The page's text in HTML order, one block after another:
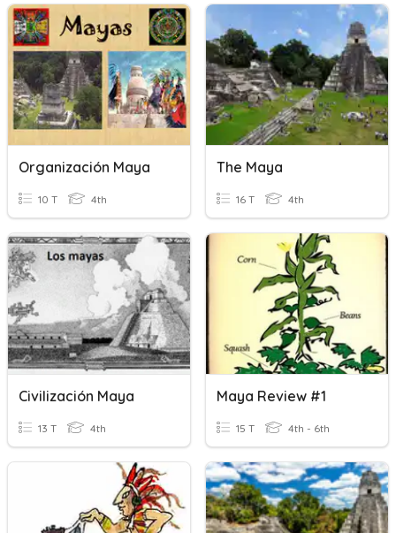
Organización Maya
10 T 4th
The Maya
16 T 4th
Civilización Maya
13 T 4th
Maya Review #1
15 T 4th - 6th